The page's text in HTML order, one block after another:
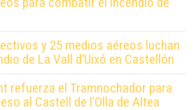
más de 450 efectivos y
para combatir el incendio de
y 25 medios aéreos luchan
de La Vall d’Uixó en Castellón